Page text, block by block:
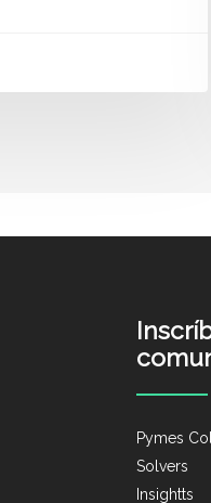
Pymes
Solvers
Insightts